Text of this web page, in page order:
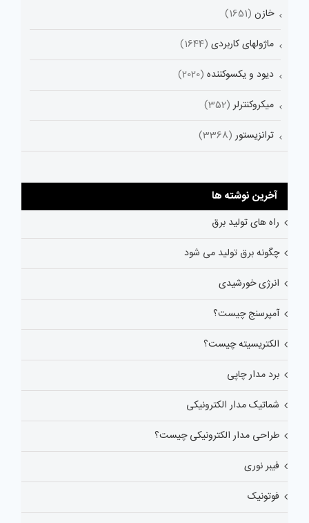
خازن (1651)
ماژولهای کاربردی (1644)
دیود و یکسوکننده (2020)
میکروکنترلر (352)
ترانزیستور (3368)
آخرین نوشته ها
راه های تولید برق
چگونه برق تولید می شود
انرژی خورشیدی
آمپرسنج چیست؟
الکتریسیته چیست؟
برد مدار چاپی
شماتیک مدار الکترونیکی
طراحی مدار الکترونیکی چیست؟
فیبر نوری
فوتونیک